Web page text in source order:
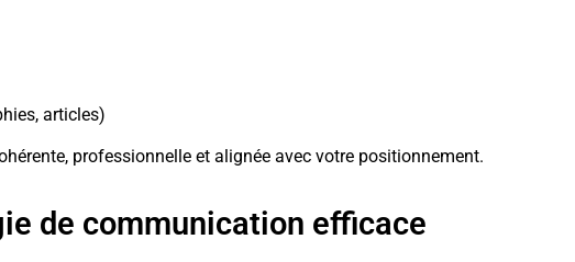
articles)
professionnelle et alignée avec votre positionnement.
de communication efficace